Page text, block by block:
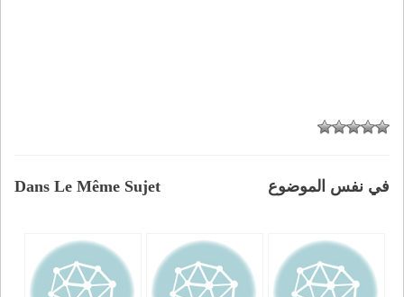
Dans Le Même Sujet في نفس الموضوع